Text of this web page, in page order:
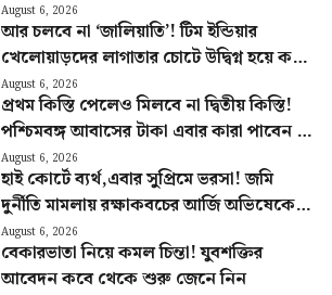
August 6, 2026
আর চলবে না ‘জালিয়াতি’! টিম ইন্ডিয়ার
খেলোয়াড়দের লাগাতার চোটে উদ্বিগ্ন হয়ে কড়া
পদক্ষেপ BCCI-র
August 6, 2026
প্রথম কিস্তি পেলেও মিলবে না দ্বিতীয় কিস্তি!
পশ্চিমবঙ্গ আবাসের টাকা এবার কারা পাবেন না
জানুন
August 6, 2026
হাই কোর্টে ব্যর্থ,এবার সুপ্রিমে ভরসা! জমি
দুর্নীতি মামলায় রক্ষাকবচের আর্জি অভিষেকের
আপ্ত সহায়কের
August 6, 2026
বেকারভাতা নিয়ে কমল চিন্তা! যুবশক্তির
আবেদন কবে থেকে শুরু জেনে নিন